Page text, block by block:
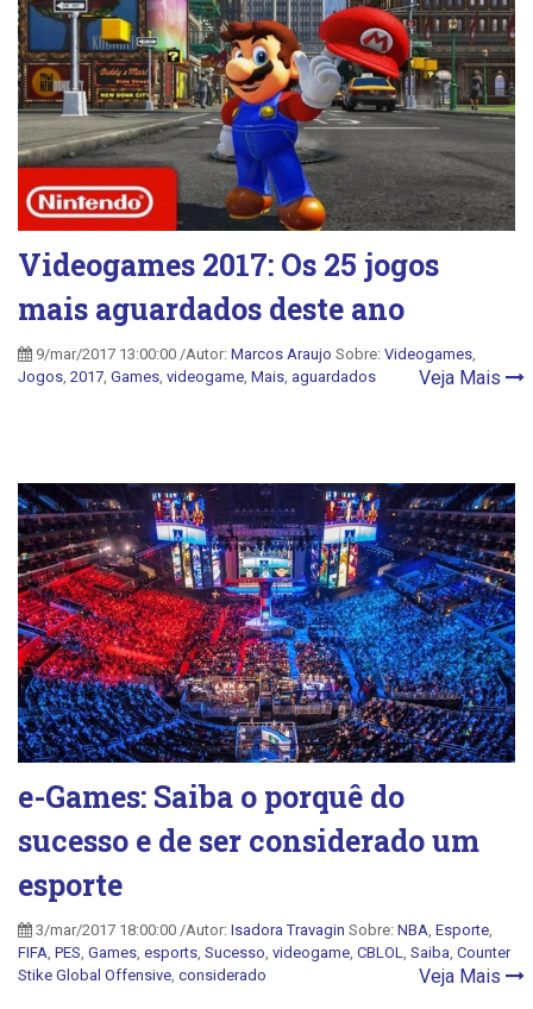
Videogames 2017: Os 25 jogos
mais aguardados deste ano
9/mar/2017 13:00:00 /Autor: Marcos Araujo Sobre: Videogames,
Jogos, 2017, Games, videogame, Mais, aguardados Veja Mais
e-Games: Saiba o porquê do
sucesso e de ser considerado um
esporte
3/mar/2017 18:00:00 /Autor: Isadora Travagin Sobre: NBA, Esporte,
FIFA, PES, Games, esports, Sucesso, videogame, CBLOL, Saiba, Counter
Stike Global Offensive, considerado Veja Mais